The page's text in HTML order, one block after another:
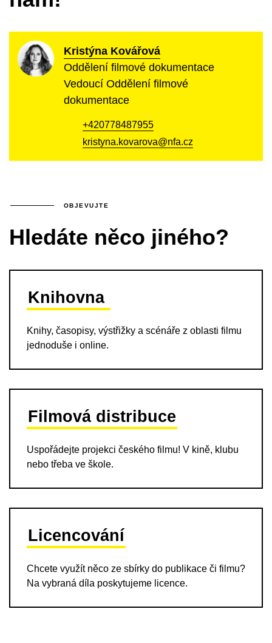
Kristýna Kovářová
Oddělení filmové dokumentace
Vedoucí Oddělení filmové
dokumentace
+420778487955
kristyna.kovarova@nfa.cz
OBJEVUJTE
Hledáte něco jiného?
Knihovna
Knihy, časopisy, výstřižky a scénáře z oblasti filmu
jednoduše i online.
Filmová distribuce
Uspořádejte projekci českého filmu! V kině, klubu
nebo třeba ve škole.
Licencování
Chcete využít něco ze sbírky do publikace či filmu?
Na vybraná díla poskytujeme licence.